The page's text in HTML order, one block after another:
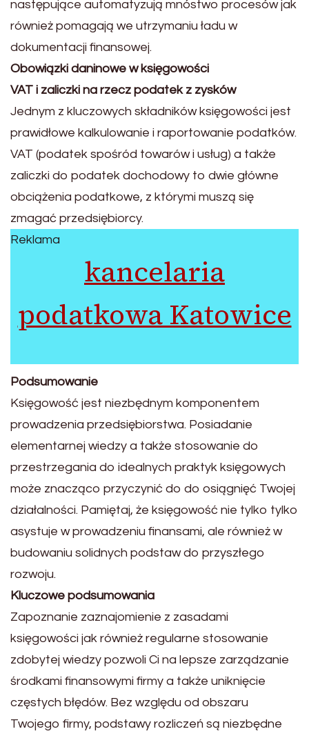
następujące automatyzują mnóstwo procesów jak
również pomagają we utrzymaniu ładu w
dokumentacji finansowej.
Obowiązki daninowe w księgowości
VAT i zaliczki na rzecz podatek z zysków
Jednym z kluczowych składników księgowości jest
prawidłowe kalkulowanie i raportowanie podatków.
VAT (podatek spośród towarów i usług) a także
zaliczki do podatek dochodowy to dwie główne
obciążenia podatkowe, z którymi muszą się
zmagać przedsiębiorcy.
Reklama
kancelaria
podatkowa Katowice
Podsumowanie
Księgowość jest niezbędnym komponentem
prowadzenia przedsiębiorstwa. Posiadanie
elementarnej wiedzy a także stosowanie do
przestrzegania do idealnych praktyk księgowych
może znacząco przyczynić do do osiągnięć Twojej
działalności. Pamiętaj, że księgowość nie tylko tylko
asystuje w prowadzeniu finansami, ale również w
budowaniu solidnych podstaw do przyszłego
rozwoju.
Kluczowe podsumowania
Zapoznanie zaznajomienie z zasadami
księgowości jak również regularne stosowanie
zdobytej wiedzy pozwoli Ci na lepsze zarządzanie
środkami finansowymi firmy a także uniknięcie
częstych błędów. Bez względu od obszaru
Twojego firmy, podstawy rozliczeń są niezbędne